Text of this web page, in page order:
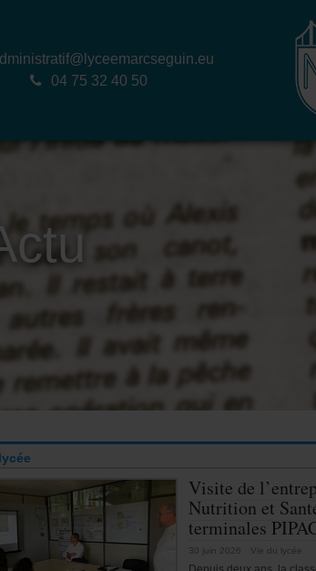
04 75 32 40 50
Visite de
Nutrition et
terminales
30 juin 2026 Vie du lycée